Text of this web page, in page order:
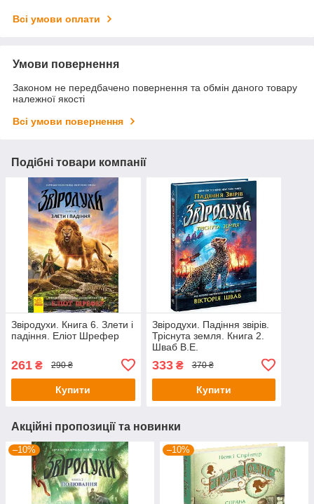
Всі умови оплати
Умови повернення
Законом не передбачено повернення та обмін даного товару
належної якості
Всі умови повернення
Подібні товари компанії
Звіродухи. Книга 6. Злети і
падіння. Еліот Шрефер
261 ₴ 290 ₴
Купити
Звіродухи. Падіння звірів.
Тріснута земля. Книга 2.
Шваб В.Е.
333₴ 370 ₴
Купити
Акційні пропозиції та новинки
–10% –10%